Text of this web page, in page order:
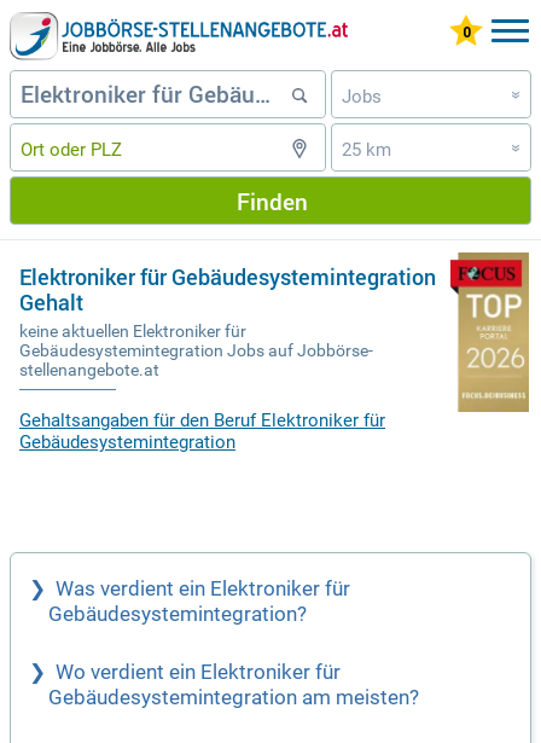
Jobs »
25 km »
Finden
Elektroniker für Gebäudesystemintegration
Gehalt
keine aktuellen Elektroniker für
Gebäudesystemintegration Jobs auf Jobbörse-
stellenangebote.at
Gehaltsangaben für den Beruf Elektroniker für
Gebäudesystemintegration
Was verdient ein Elektroniker für
Gebäudesystemintegration?
Wo verdient ein Elektroniker für
Gebäudesystemintegration am meisten?